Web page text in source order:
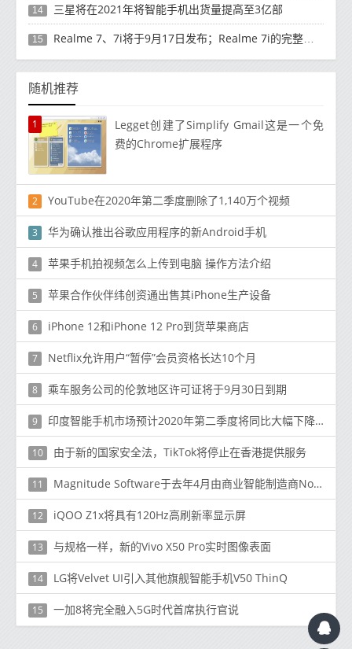
14 三星将在2021年将智能手机出货量提高至3亿部
15 Realme 7、7i将于9月17日发布；Realme 7i的完整规格并导致泄漏
随机推荐
1
Legget创建了Simplify Gmail这是一个免
费的Chrome扩展程序
2 YouTube在2020年第二季度删除了1,140万个视频
3 华为确认推出谷歌应用程序的新Android手机
4 苹果手机拍视频怎么上传到电脑 操作方法介绍
5 苹果合作伙伴纬创资通出售其iPhone生产设备
6 iPhone 12和iPhone 12 Pro到货苹果商店
7 Netflix允许用户“暂停”会员资格长达10个月
8 乘车服务公司的伦敦地区许可证将于9月30日到期
9 印度智能手机市场预计2020年第二季度将同比大幅下降50.6％，预计下半年将恢复
10 由于新的国家安全法，TikTok将停止在香港提供服务
11 Magnitude Software于去年4月由商业智能制造商Noetix和数据管理提供商Kalido合并而成
12 iQOO Z1x将具有120Hz高刷新率显示屏
13 与规格一样，新的Vivo X50 Pro实时图像表面
14 LG将Velvet UI引入其他旗舰智能手机V50 ThinQ
15 一加8将完全融入5G时代首席执行官说